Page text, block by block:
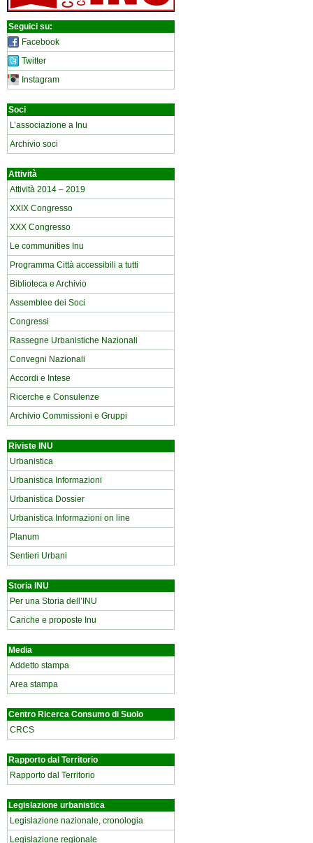
Seguici su:
Facebook
Twitter
Instagram
Soci
L’associazione a Inu
Archivio soci
Attività
Attività 2014 – 2019
XXIX Congresso
XXX Congresso
Le communities Inu
Programma Città accessibili a tutti
Biblioteca e Archivio
Assemblee dei Soci
Congressi
Rassegne Urbanistiche Nazionali
Convegni Nazionali
Accordi e Intese
Ricerche e Consulenze
Archivio Commissioni e Gruppi
Riviste INU
Urbanistica
Urbanistica Informazioni
Urbanistica Dossier
Urbanistica Informazioni on line
Planum
Sentieri Urbani
Storia INU
Per una Storia dell’INU
Cariche e proposte Inu
Media
Addetto stampa
Area stampa
Centro Ricerca Consumo di Suolo
CRCS
Rapporto dal Territorio
Rapporto dal Territorio
Legislazione urbanistica
Legislazione nazionale, cronologia
Legislazione regionale